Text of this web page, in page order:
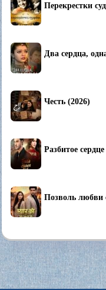
Перекрестки
Два сердца,
Честь (2026)
Разбитое
Позволь любви